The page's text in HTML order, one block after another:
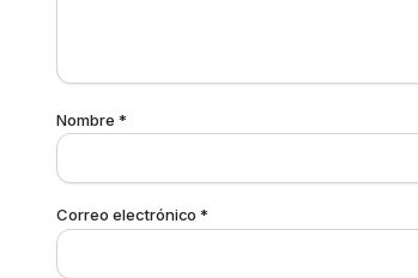
Nombre *
Correo electrónico*